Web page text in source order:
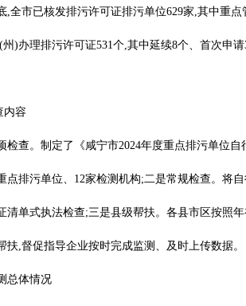
,全市已核发排污许可证排污单位629家,其中重
州)办理排污许可证531个,其中延续8个、首次申
内容
检查。制定了《咸宁市2024年度重点排污单位
点排污单位、12家检测机构;二是常规检查。将
清单式执法检查;三是县级帮扶。各县市区按照
扶,督促指导企业按时完成监测、及时上传数据。
总体情况